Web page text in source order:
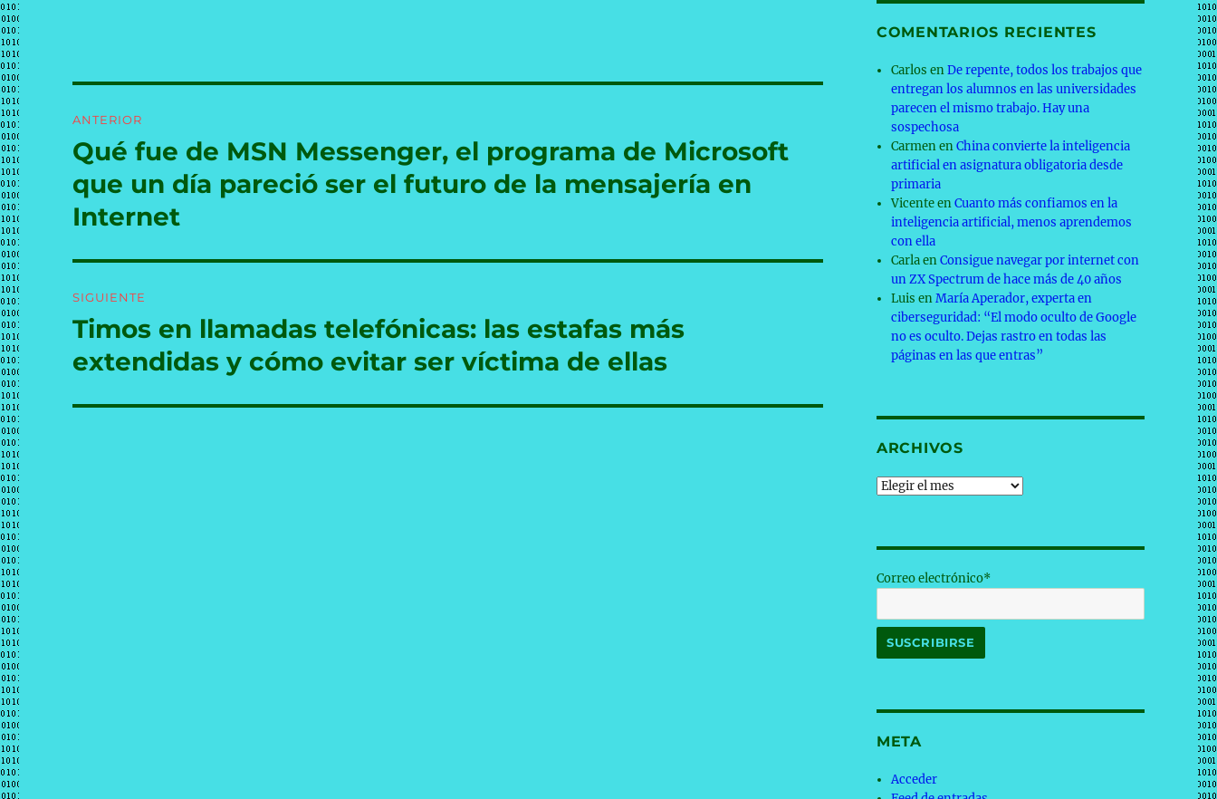
de
entradas
ANTERIOR
Entrada
Qué fue de MSN Messenger, el programa de Microsoft
que un día pareció ser el futuro de la mensajería en
Internet
SIGUIENTE
Entrada
siguiente:
Timos en llamadas telefónicas: las estafas más
extendidas y cómo evitar ser víctima de ellas
COMENTARIOS RECIENTES
Carlos enDe repente, todos los trabajos que
entregan los alumnos en las universidades
parecen el mismo trabajo. Hay una
sospechosa
CarmenenChina convierte la inteligencia
artificial en asignatura obligatoria desde
primaria
VicenteenCuanto más confiamos en la
inteligencia artificial, menos aprendemos
con ella
CarlaenConsigue navegar por internet con
un ZX Spectrum de hace más de 40 años
Luis enMaría Aperador, experta en
ciberseguridad: “El modo oculto de Google
no es oculto. Dejas rastro en todas las
páginas en las que entras”
ARCHIVOS
Archivos
Correo electrónico*
META
Acceder